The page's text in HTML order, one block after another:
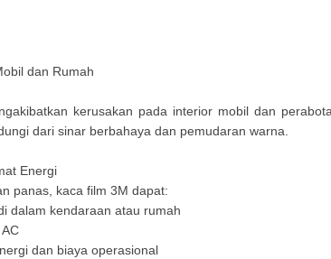
dan Rumah
kerusakan pada interior mobil dan
dari sinar berbahaya dan pemudaran warna.
Energi
panas, kaca film 3M dapat:
dalam kendaraan atau rumah
dan biaya operasional